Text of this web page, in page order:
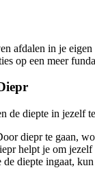
afdalen in je
op een meer
de diepte in jezelf
diepr te gaan,
helpt je om jezelf
de diepte ingaat,